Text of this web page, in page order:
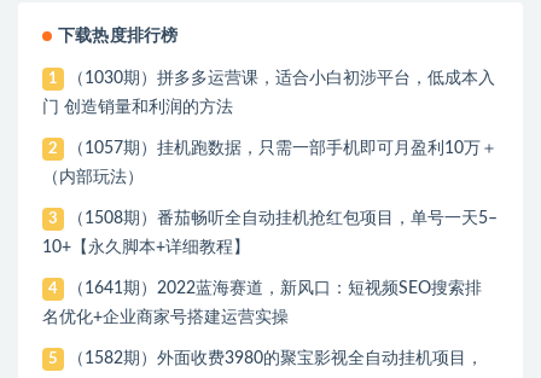
下载热度排行榜
1
（1030期）拼多多运营课，适合小白初涉平台，低成本入
门 创造销量和利润的方法
2
（1057期）挂机跑数据，只需一部手机即可月盈利10万＋
（内部玩法）
3
（1508期）番茄畅听全自动挂机抢红包项目，单号一天5–
10+【永久脚本+详细教程】
4
（1641期）2022蓝海赛道，新风口：短视频SEO搜索排
名优化+企业商家号搭建运营实操
5
（1582期）外面收费3980的聚宝影视全自动挂机项目，